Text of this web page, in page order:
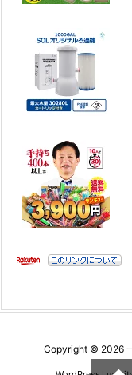
Copyright © 2026